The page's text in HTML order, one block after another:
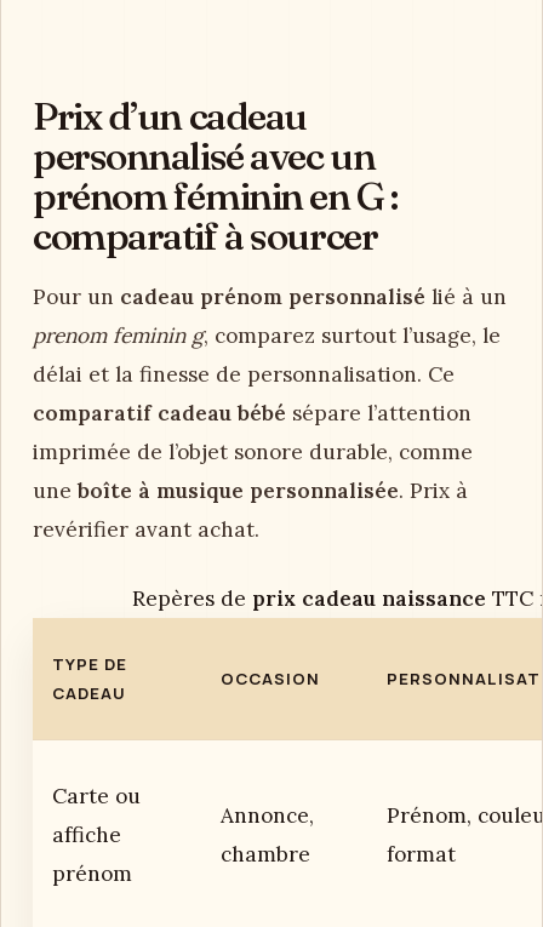
Prix d’un cadeau
personnalisé avec un
prénom féminin en G :
comparatif à sourcer
Pour un cadeau prénom personnalisé lié à un
prenom feminin g, comparez surtout l’usage, le
délai et la finesse de personnalisation. Ce
comparatif cadeau bébé sépare l’attention
imprimée de l’objet sonore durable, comme
uneboîte à musique personnalisée. Prix à
revérifier avant achat.
Repères de prix cadeau naissance TTC
TYPE DE
CADEAU
OCCASION
Carte ou
affiche
prénom
Annonce,
chambre
Prénom,
format